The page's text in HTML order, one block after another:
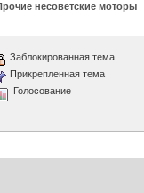
несоветские моторы
Заблокированная тема
Прикрепленная тема
Голосование